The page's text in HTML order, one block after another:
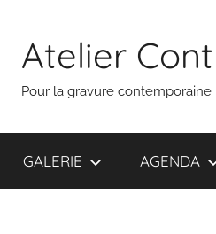
contenu
Atelier
Pour la gravure contemporaine
GALERIE AGENDA